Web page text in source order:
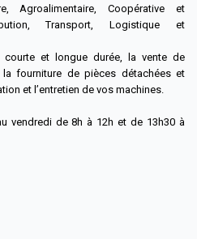
Agroalimentaire, Coopérative et
Transport, Logistique et
et longue durée, la vente de
fourniture de pièces détachées et
et l’entretien de vos machines.
vendredi de 8h à 12h et de 13h30 à